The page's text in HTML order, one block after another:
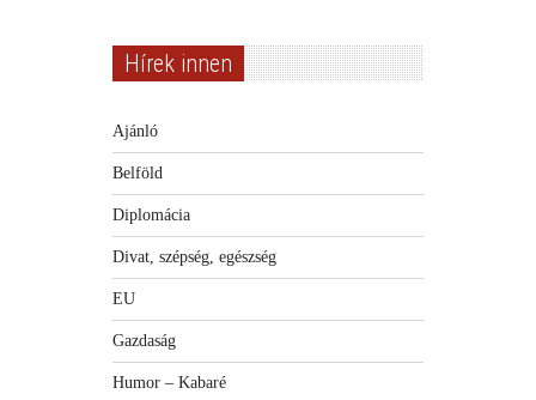
Hírek innen
Ajánló
Belföld
Diplomácia
Divat, szépség, egészség
EU
Gazdaság
Humor – Kabaré